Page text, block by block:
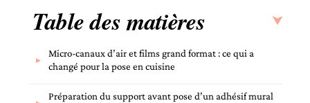
Table des matières
Micro-canaux d’air et films grand format : ce qui a
changé pour la pose en cuisine
Préparation du support avant pose d’un adhésif mural